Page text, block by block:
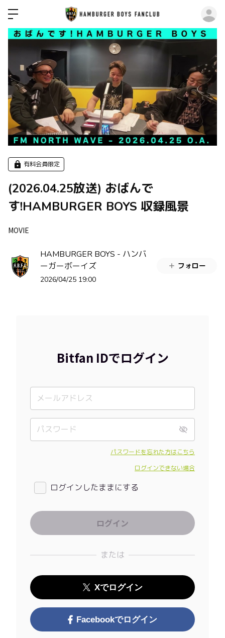
有料会員限定
(2026.04.25放送) おばんで
す!HAMBURGER BOYS 収録風景
MOVIE
HAMBURGER BOYS - ハンバ
ーガーボーイズ
2026/04/25 19:00
フォロー
Bitfan IDでログイン
パスワードを忘れた方はこちら
ログインできない場合
ログインしたままにする
または
Xでログイン
Facebookでログイン